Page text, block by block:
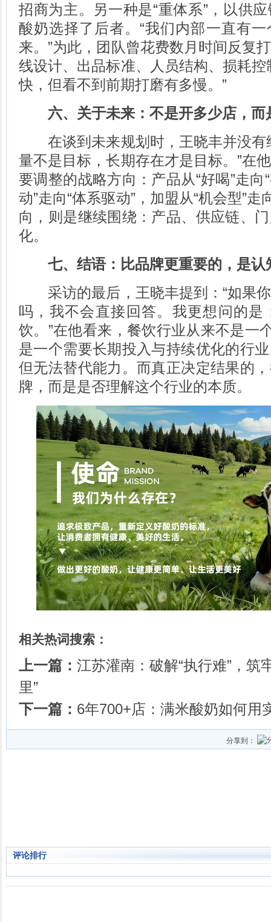
招商为主。另一种是“重体系”，以供
酸奶选择了后者。“我们内部一直有
来。”为此，团队曾花费数月时间反复
线设计、出品标准、人员结构、损耗控
快，但看不到前期打磨有多慢。”
六、关于未来：不是开多少店，而
在谈到未来规划时，王晓丰并没有
量不是目标，长期存在才是目标。”在
要调整的战略方向：产品从“好喝”走向
动”走向“体系驱动”，加盟从“机会型”走
向，则是继续围绕：产品、供应链、
化。
七、结语：比品牌更重要的，是认
采访的最后，王晓丰提到：“如果你
吗，我不会直接回答。我更想问的是
饮。”在他看来，餐饮行业从来不是一
是一个需要长期投入与持续优化的行
但无法替代能力。而真正决定结果的
牌，而是是否理解这个行业的本质。
相关热词搜索：
上一篇： 江苏灌南：破解“执行难”，筑
里”
下一篇： 6年700+店：满米酸奶如何用
分享到：
评论排行